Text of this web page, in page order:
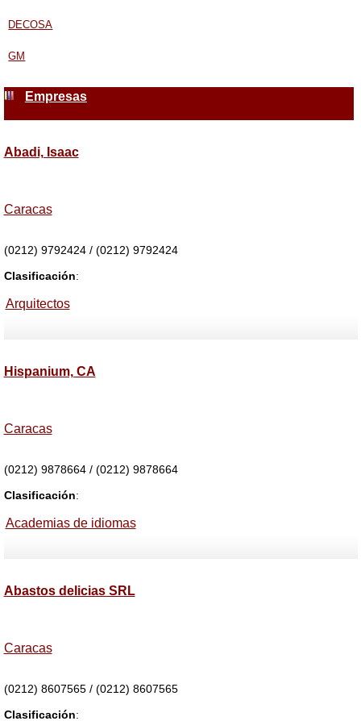
DECOSA
GM
Empresas
Abadi, Isaac
Caracas
(0212) 9792424 / (0212) 9792424
Clasificación:
Arquitectos
Hispanium, CA
Caracas
(0212) 9878664 / (0212) 9878664
Clasificación:
Academias de idiomas
Abastos delicias SRL
Caracas
(0212) 8607565 / (0212) 8607565
Clasificación: